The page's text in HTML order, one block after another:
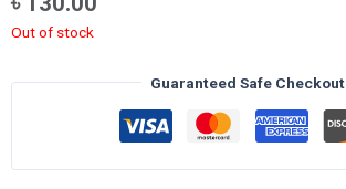
Out of stock
Guaranteed Safe Checkout